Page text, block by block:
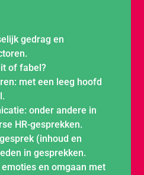
gedrag en
of fabel?
met een leeg hoofd
onder andere in
HR-gesprekken.
(inhoud en
in gesprekken.
en omgaan met